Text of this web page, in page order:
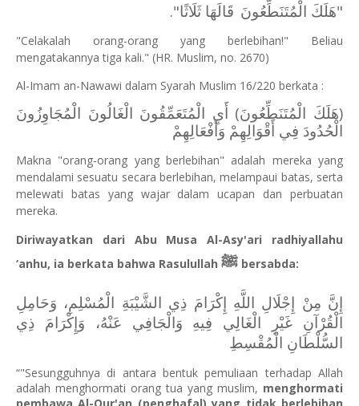
"هَلَكَ الْمُتَنَطِّعُونَ قَالَهَا ثَلَاثًا".
"Celakalah orang-orang yang berlebihan!" Beliau
mengatakannya tiga kali." (HR. Muslim, no. 2670)
Al-Imam an-Nawawi dalam Syarah Muslim 16/220 berkata :
(هَلَكَ الْمُتَنَطِّعُونَ) أَيِ ‌الْمُتَعَمِّقُونَ ‌الْغَالُونَ ‌الْمُجَاوِزُونَ
الْحُدُودَ فِي أَقْوَالِهِمْ وَأَفْعَالِهِمْ
Makna "orang-orang yang berlebihan" adalah mereka yang
mendalami sesuatu secara berlebihan, melampaui batas, serta
melewati batas yang wajar dalam ucapan dan perbuatan
mereka.
Diriwayatkan dari Abu Musa Al-Asy'ari radhiyallahu
‘anhu, ia berkata bahwa Rasulullah ﷺ bersabda:
إِنَّ مِنْ إِجْلَالِ اللَّهِ إِكْرَامَ ذِي الشَّيْبَةِ الْمُسْلِمِ، وَحَامِلِ
الْقُرْآنِ غَيْرِ الْغَالِي فِيهِ وَالْجَافِي عَنْهُ، وَإِكْرَامَ ذِي
السُّلْطَانِ الْمُقْسِطِ
“"Sesungguhnya di antara bentuk pemuliaan terhadap Allah
adalah menghormati orang tua yang muslim, menghormati